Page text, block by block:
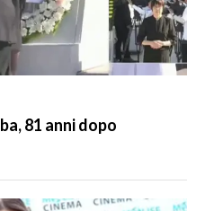
81 anni dopo